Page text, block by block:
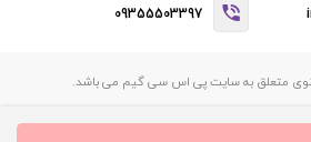
09355503397
متعلق به سایت پی اس سی گیم می باشد.
Copyright © 2023, All Right